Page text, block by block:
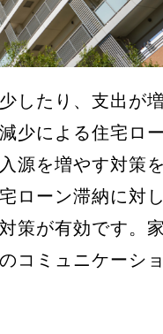
したり、支出が
少による住宅ロ
源を増やす対策
ローン滞納に対
策が有効です。
コミュニケーシ